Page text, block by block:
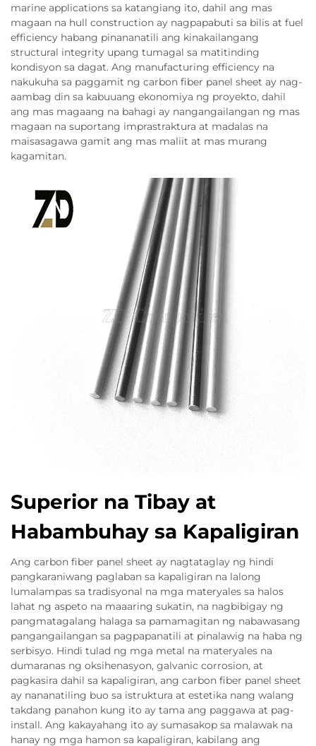
marine applications sa katangiang ito, dahil ang mas
magaan na hull construction ay nagpapabuti sa bilis at fuel
efficiency habang pinananatili ang kinakailangang
structural integrity upang tumagal sa matitinding
kondisyon sa dagat. Ang manufacturing efficiency na
nakukuha sa paggamit ng carbon fiber panel sheet ay nag-
aambag din sa kabuuang ekonomiya ng proyekto, dahil
ang mas magaang na bahagi ay nangangailangan ng mas
magaan na suportang imprastraktura at madalas na
maisasagawa gamit ang mas maliit at mas murang
kagamitan.
Superior na Tibay at
Habambuhay sa Kapaligiran
Ang carbon fiber panel sheet ay nagtataglay ng hindi
pangkaraniwang paglaban sa kapaligiran na lalong
lumalampas sa tradisyonal na mga materyales sa halos
lahat ng aspeto na maaaring sukatin, na nagbibigay ng
pangmatagalang halaga sa pamamagitan ng nabawasang
pangangailangan sa pagpapanatili at pinalawig na haba ng
serbisyo. Hindi tulad ng mga metal na materyales na
dumaranas ng oksihenasyon, galvanic corrosion, at
pagkasira dahil sa kapaligiran, ang carbon fiber panel sheet
ay nananatiling buo sa istruktura at estetika nang walang
takdang panahon kung ito ay tama ang paggawa at pag-
install. Ang kakayahang ito ay sumasakop sa malawak na
hanay ng mga hamon sa kapaligiran, kabilang ang